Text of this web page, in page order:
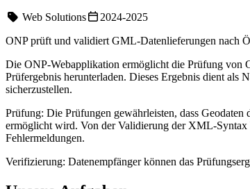
Web Solutions
2024-2025
ONP prüft und validiert GML-Datenlieferungen nach
Die ONP-Webapplikation ermöglicht die Prüfung von
Prüfergebnis herunterladen. Dieses Ergebnis dient
sicherzustellen.
Prüfung: Die Prüfungen gewährleisten, dass Geodaten
ermöglicht wird. Von der Validierung der XML-Syntax
Fehlermeldungen.
Verifizierung: Datenempfänger können das